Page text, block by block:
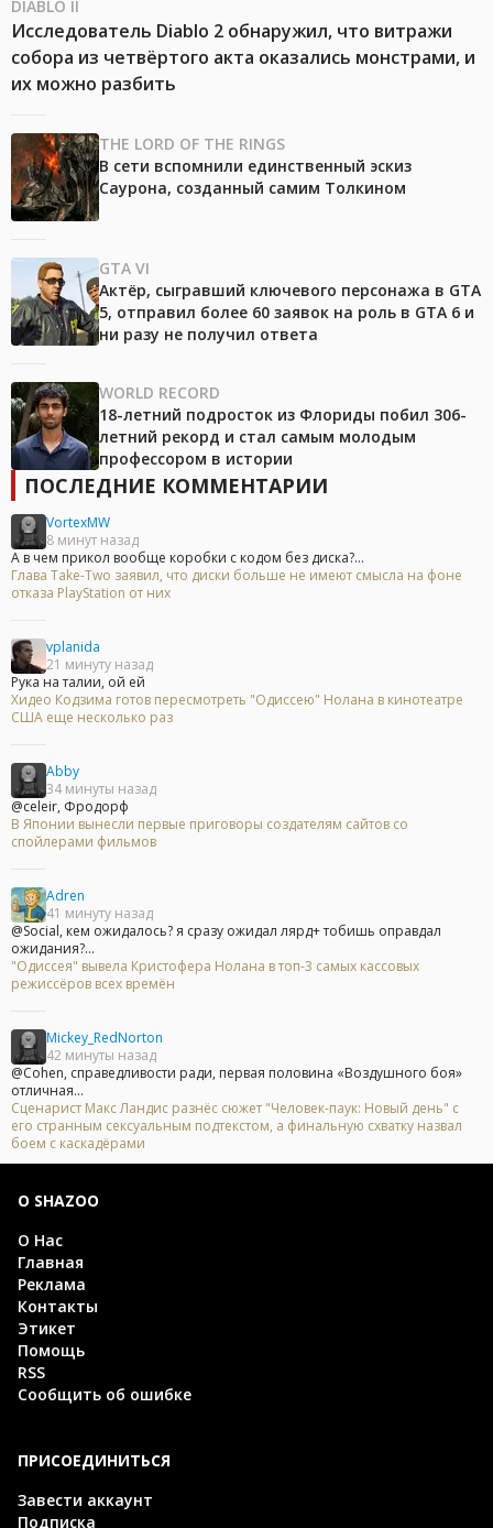
DIABLO II
Исследователь Diablo 2 обнаружил, что витражи
собора из четвёртого акта оказались монстрами, и
их можно разбить
THE LORD OF THE RINGS
В сети вспомнили единственный эскиз
Саурона, созданный самим Толкином
GTA VI
Актёр, сыгравший ключевого персонажа в GTA
5, отправил более 60 заявок на роль в GTA 6 и
ни разу не получил ответа
WORLD RECORD
18-летний подросток из Флориды побил 306-
летний рекорд и стал самым молодым
профессором в истории
ПОСЛЕДНИЕ КОММЕНТАРИИ
VortexMW
8 минут назад
А в чем прикол вообще коробки с кодом без диска?...
Глава Take-Two заявил, что диски больше не имеют смысла на фоне
отказа PlayStation от них
vplanida
21 минуту назад
Рука на талии, ой ей
Хидео Кодзима готов пересмотреть "Одиссею" Нолана в кинотеатре
США еще несколько раз
Abby
34 минуты назад
@celeir, Фродорф
В Японии вынесли первые приговоры создателям сайтов со
спойлерами фильмов
Adren
41 минуту назад
@Social, кем ожидалось? я сразу ожидал лярд+ тобишь оправдал
ожидания?...
"Одиссея" вывела Кристофера Нолана в топ-3 самых кассовых
режиссёров всех времён
Mickey_RedNorton
42 минуты назад
@Cohen, справедливости ради, первая половина «Воздушного боя»
отличная...
Сценарист Макс Ландис разнёс сюжет "Человек-паук: Новый день" с
его странным сексуальным подтекстом, а финальную схватку назвал
боем с каскадёрами
О SHAZOO
О Нас
Главная
Реклама
Контакты
Этикет
Помощь
RSS
Сообщить об ошибке
ПРИСОЕДИНИТЬСЯ
Завести аккаунт
Подписка